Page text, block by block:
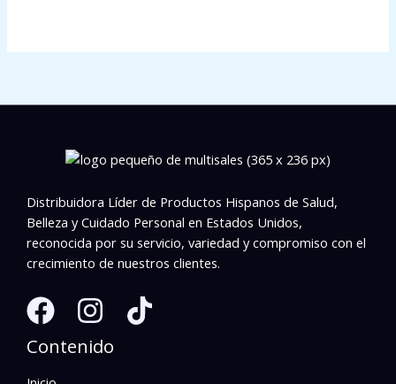
Distribuidora Líder de Productos Hispanos de Salud,
Belleza y Cuidado Personal en Estados Unidos,
reconocida por su servicio, variedad y compromiso con el
crecimiento de nuestros clientes.
Contenido